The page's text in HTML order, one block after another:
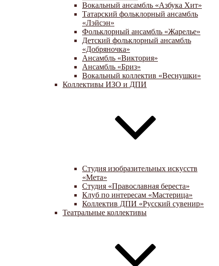
Вокальный ансамбль «Азбука Хит»
Татарский фольклорный ансамбль
«Лэйсэн»
Фольклорный ансамбль «Жарелье»
Детский фольклорный ансамбль
«Добряночка»
Ансамбль «Виктория»
Ансамбль «Бриз»
Вокальный коллектив «Веснушки»
Коллективы ИЗО и ДПИ
Студия изобразительных искусств
«Мета»
Студия «Православная береста»
Клуб по интересам «Мастерица»
Коллектив ДПИ «Русский сувенир»
Театральные коллективы